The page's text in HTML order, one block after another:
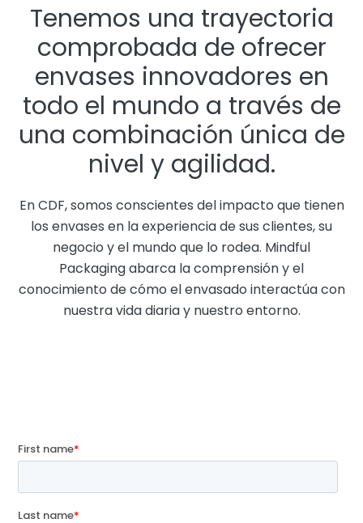
Tenemos una trayectoria
comprobada de ofrecer
envases innovadores en
todo el mundo a través de
una combinación única de
nivel y agilidad.
En CDF, somos conscientes del impacto que tienen
los envases en la experiencia de sus clientes, su
negocio y el mundo que lo rodea. Mindful
Packaging abarca la comprensión y el
conocimiento de cómo el envasado interactúa con
nuestra vida diaria y nuestro entorno.